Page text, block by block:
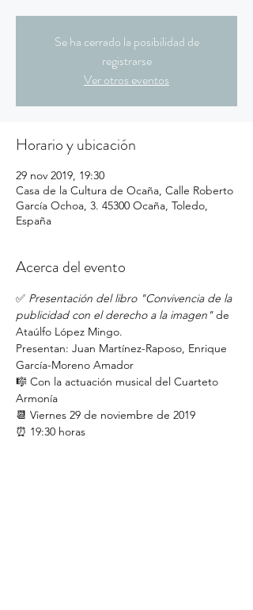
Se ha cerrado la posibilidad de
registrarse
Ver otros eventos
Horario y ubicación
29 nov 2019, 19:30
Casa de la Cultura de Ocaña, Calle Roberto
García Ochoa, 3. 45300 Ocaña, Toledo,
España
Acerca del evento
✅ Presentación del libro "Convivencia de la
publicidad con el derecho a la imagen" de
Ataúlfo López Mingo.
Presentan: Juan Martínez-Raposo, Enrique
García-Moreno Amador
🎼 Con la actuación musical del Cuarteto
Armonía
📆 Viernes 29 de noviembre de 2019
⏰ 19:30 horas